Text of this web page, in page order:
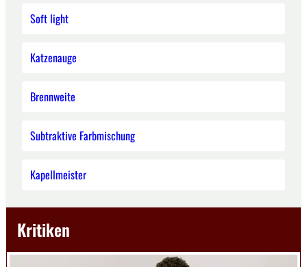
Soft light
Katzenauge
Brennweite
Subtraktive Farbmischung
Kapellmeister
Kritiken